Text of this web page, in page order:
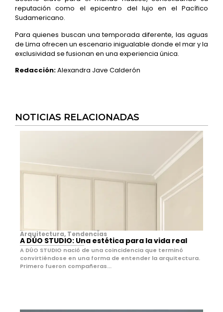
reputación como el epicentro del lujo en el Pacífico
Sudamericano.
Para quienes buscan una temporada diferente, las aguas
de Lima ofrecen un escenario inigualable donde el mar y la
exclusividad se fusionan en una experiencia única.
Redacción:Alexandra Jave Calderón
NOTICIAS RELACIONADAS
Arquitectura, Tendencias
A DÚO STUDIO: Una estética para la vida real
A DÚO STUDIO nació de una coincidencia que terminó
convirtiéndose en una forma de entender la arquitectura.
Primero fueron compañeras...